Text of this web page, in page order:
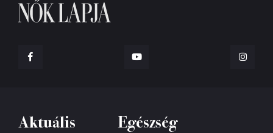
Aktuális Egészség